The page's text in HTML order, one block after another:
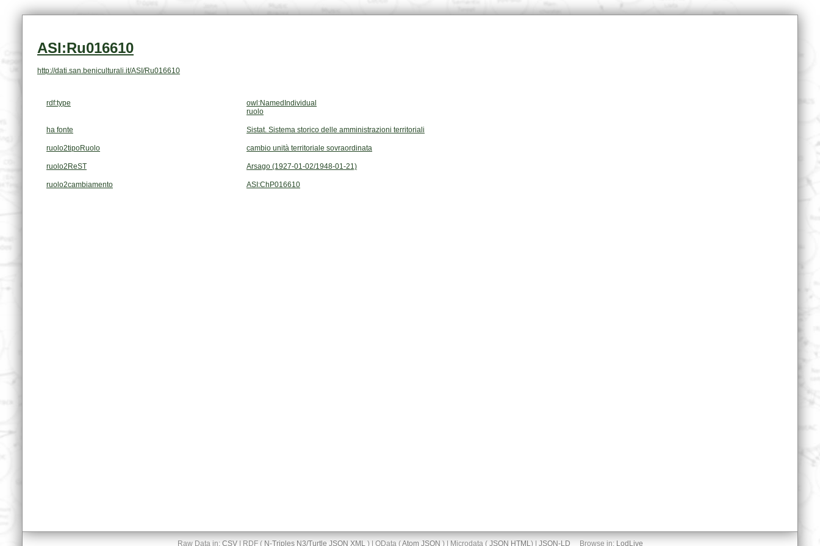
ASI:Ru016610
http://dati.san.beniculturali.it/ASI/Ru016610
rdf:type
owl:NamedIndividual
ruolo
ha fonte Sistat. Sistema storico delle amministrazioni territoriali
ruolo2tipoRuolo cambio unità territoriale sovraordinata
ruolo2ReST Arsago (1927-01-02/1948-01-21)
ruolo2cambiamento ASI:ChP016610
Raw Data in: CSV| RDF ( N-Triples N3/Turtle JSON XML) | OData (Atom JSON ) | Microdata ( JSON HTML) | JSON-LD Browse in: LodLive